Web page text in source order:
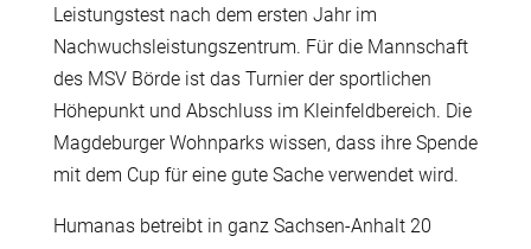
Leistungstest nach dem ersten Jahr im
Nachwuchsleistungszentrum. Für die Mannschaft
des MSV Börde ist das Turnier der sportlichen
Höhepunkt und Abschluss im Kleinfeldbereich. Die
Magdeburger Wohnparks wissen, dass ihre Spende
mit dem Cup für eine gute Sache verwendet wird.
Humanas betreibt in ganz Sachsen-Anhalt 20